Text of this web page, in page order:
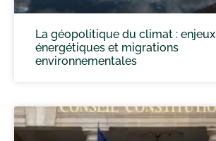
La géopolitique du climat : enjeux
énergétiques et migrations
environnementales